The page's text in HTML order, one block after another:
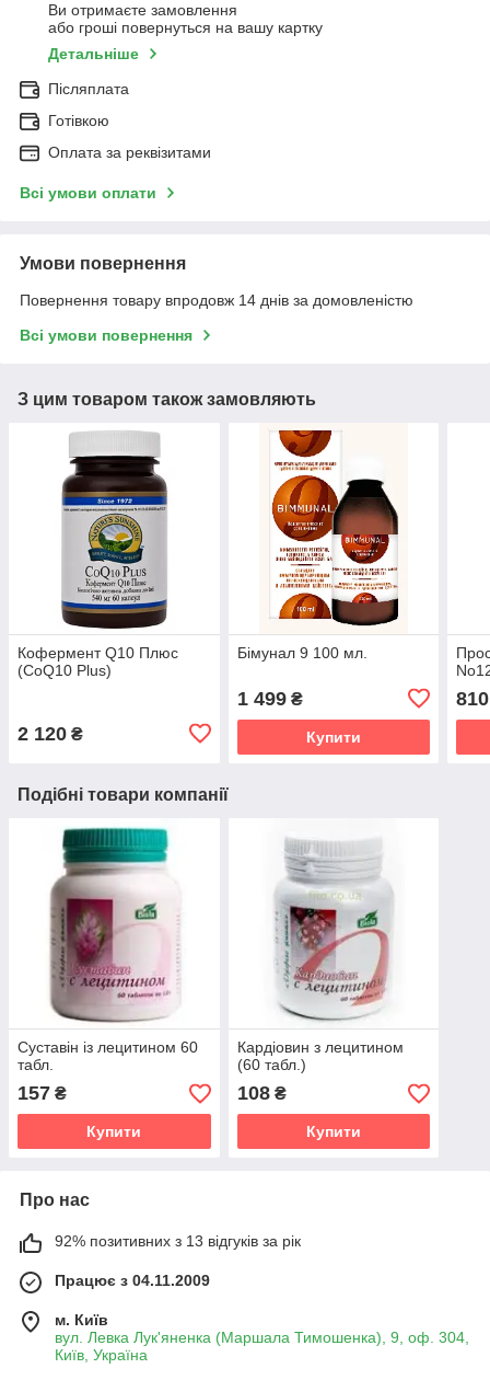
Ви отримаєте замовлення
або гроші повернуться на вашу картку
Детальніше
Післяплата
Готівкою
Оплата за реквізитами
Всі умови оплати
Умови повернення
Повернення товару впродовж 14 днів за домовленістю
Всі умови повернення
З цим товаром також замовляють
Кофермент Q10 Плюс
(CoQ10 Plus)
2 120 ₴
Бімунал 9 100 мл.
1 499₴
Купити
810
Подібні товари компанії
Суставін із лецитином 60
табл.
157 ₴
Купити
Кардіовин з лецитином
(60 табл.)
108₴
Купити
Про нас
92% позитивних з 13 відгуків за рік
Працює з 04.11.2009
м. Київ
вул. Левка Лук'яненка (Маршала Тимошенка), 9, оф. 304,
Київ, Україна